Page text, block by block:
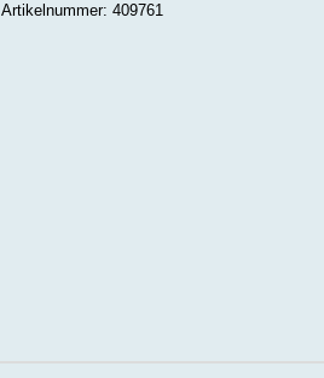
Artikelnummer: 409761